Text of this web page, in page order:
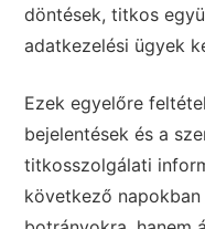
döntések, titkos
adatkezelési ügyek
Ezek egyelőre
bejelentések és a
titkosszolgálati
következő